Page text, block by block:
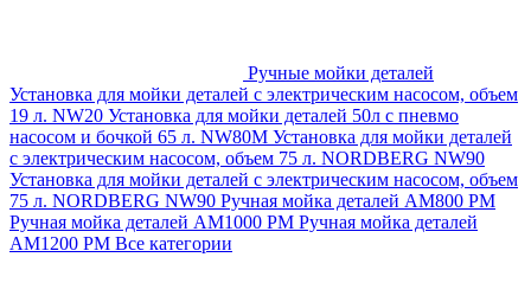
Ручные мойки деталей
Установка для мойки деталей с электрическим насосом, объем
19 л. NW20 Установка для мойки деталей 50л с пневмо
насосом и бочкой 65 л. NW80M Установка для мойки деталей
с электрическим насосом, объем 75 л. NORDBERG NW90
Установка для мойки деталей с электрическим насосом, объем
75 л. NORDBERG NW90 Ручная мойка деталей АМ800 РМ
Ручная мойка деталей АМ1000 РМ Ручная мойка деталей
АМ1200 РМ Все категории